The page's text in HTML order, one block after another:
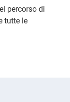
percorso di
tutte le